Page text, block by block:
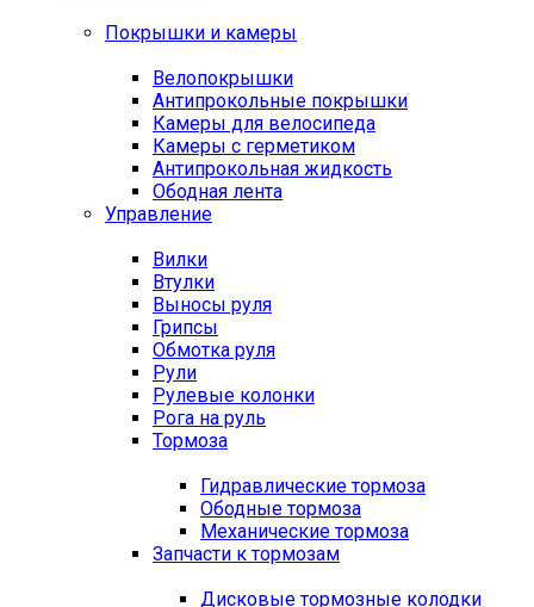
Покрышки и камеры
Велопокрышки
Антипрокольные покрышки
Камеры для велосипеда
Камеры с герметиком
Антипрокольная жидкость
Ободная лента
Управление
Вилки
Втулки
Выносы руля
Грипсы
Обмотка руля
Рули
Рулевые колонки
Рога на руль
Тормоза
Гидравлические тормоза
Ободные тормоза
Механические тормоза
Запчасти к тормозам
Дисковые тормозные колодки